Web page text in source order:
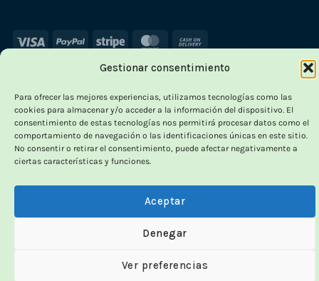
Gestionar consentimiento
Para ofrecer las mejores experiencias, utilizamos tecnologías como las
cookies para almacenar y/o acceder a la información del dispositivo. El
consentimiento de estas tecnologías nos permitirá procesar datos como el
comportamiento de navegación o las identificaciones únicas en este sitio.
No consentir o retirar el consentimiento, puede afectar negativamente a
ciertas características y funciones.
Aceptar
Denegar
Ver preferencias
Visa PayPal Stripe MasterCard
×
Calidad probada,
precios imbatibles
100% funcionales